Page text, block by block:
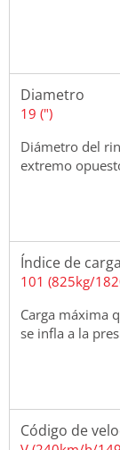
Diametro
19 (")
Diámetro del
extremo
Índice de carga
101 (825kg/
Carga máxima
se infla a la
Código de